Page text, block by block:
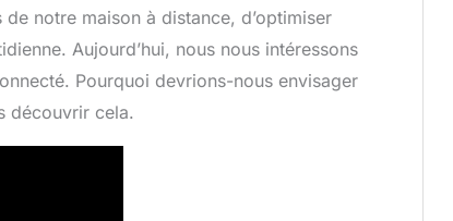
notre maison à distance, d’optimiser
Aujourd’hui, nous nous intéressons
Pourquoi devrions-nous envisager
découvrir cela.